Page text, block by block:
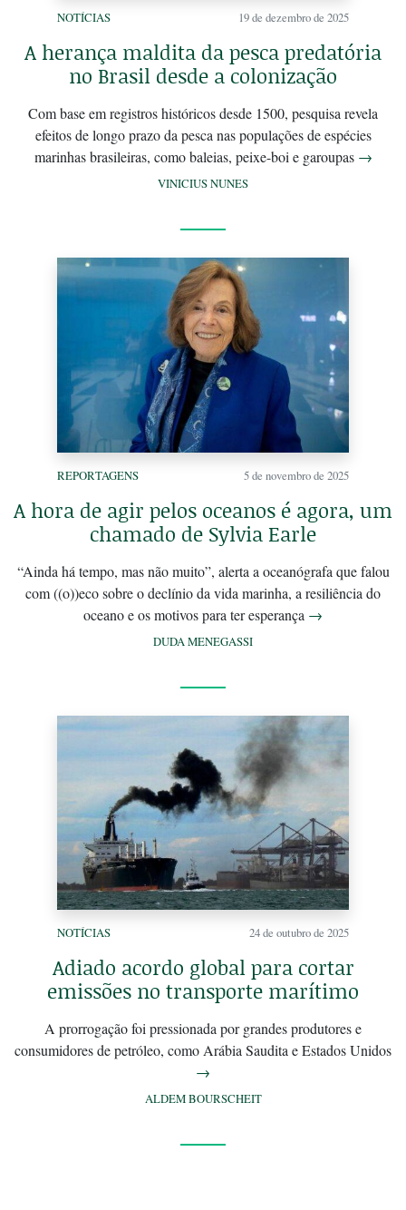
NOTÍCIAS 19 de dezembro de 2025
A herança maldita da pesca predatória
no Brasil desde a colonização
Com base em registros históricos desde 1500, pesquisa revela
efeitos de longo prazo da pesca nas populações de espécies
marinhas brasileiras, como baleias, peixe-boi e garoupas →
VINICIUS NUNES
REPORTAGENS 5 de novembro de 2025
A hora de agir pelos oceanos é agora, um
chamado de Sylvia Earle
“Ainda há tempo, mas não muito”, alerta a oceanógrafa que falou
com ((o))eco sobre o declínio da vida marinha, a resiliência do
oceano e os motivos para ter esperança →
DUDA MENEGASSI
NOTÍCIAS 24 de outubro de 2025
Adiado acordo global para cortar
emissões no transporte marítimo
A prorrogação foi pressionada por grandes produtores e
consumidores de petróleo, como Arábia Saudita e Estados Unidos
→
ALDEM BOURSCHEIT